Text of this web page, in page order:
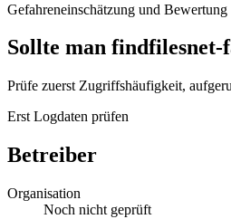
Gefahreneinschätzung und Bewertung
Sollte man
Prüfe zuerst Zugriffshäufigkeit,
Erst Logdaten prüfen
Betreiber
Organisation
Noch nicht geprüft